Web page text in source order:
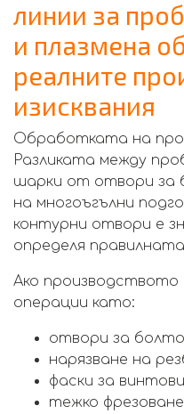
линии за
и плазмена
реалните
изисквания
Обработката на
Разликата между
шарки от отвори за
на многoъгълни
контурни отвори е
определя
Ако
операции като:
отвори за
нарязване на
фаски за
тежко